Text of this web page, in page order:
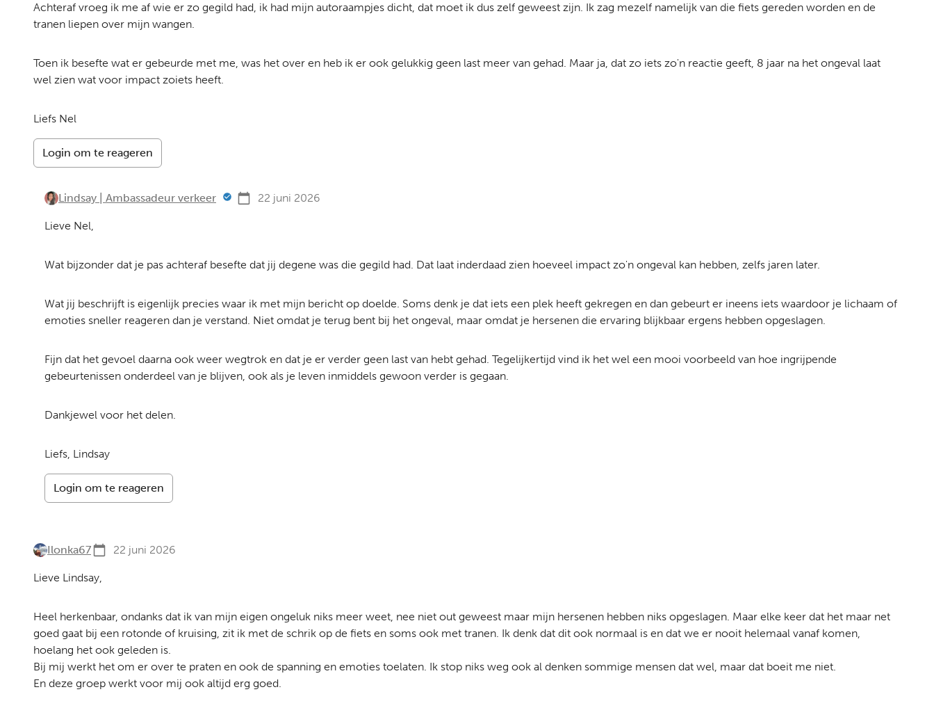
Achteraf vroeg ik me af wie er zo gegild had, ik had mijn autoraampjes dicht, dat moet ik dus zelf geweest zijn. Ik zag mezelf namelijk van die fiets gereden worden en de
tranen liepen over mijn wangen.
Toen ik besefte wat er gebeurde met me, was het over en heb ik er ook gelukkig geen last meer van gehad. Maar ja, dat zo iets zo'n reactie geeft, 8 jaar na het ongeval laat
wel zien wat voor impact zoiets heeft.
Liefs Nel
Login om te reageren
Lindsay | Ambassadeur verkeer 22 juni 2026
Lieve Nel,
Wat bijzonder dat je pas achteraf besefte dat jij degene was die gegild had. Dat laat inderdaad zien hoeveel impact zo'n ongeval kan hebben, zelfs jaren later.
Wat jij beschrijft is eigenlijk precies waar ik met mijn bericht op doelde. Soms denk je dat iets een plek heeft gekregen en dan gebeurt er ineens iets waardoor je lichaam of
emoties sneller reageren dan je verstand. Niet omdat je terug bent bij het ongeval, maar omdat je hersenen die ervaring blijkbaar ergens hebben opgeslagen.
Fijn dat het gevoel daarna ook weer wegtrok en dat je er verder geen last van hebt gehad. Tegelijkertijd vind ik het wel een mooi voorbeeld van hoe ingrijpende
gebeurtenissen onderdeel van je blijven, ook als je leven inmiddels gewoon verder is gegaan.
Dankjewel voor het delen.
Liefs, Lindsay
Login om te reageren
Ilonka67 22 juni 2026
Lieve Lindsay,
Heel herkenbaar, ondanks dat ik van mijn eigen ongeluk niks meer weet, nee niet out geweest maar mijn hersenen hebben niks opgeslagen. Maar elke keer dat het maar net
goed gaat bij een rotonde of kruising, zit ik met de schrik op de fiets en soms ook met tranen. Ik denk dat dit ook normaal is en dat we er nooit helemaal vanaf komen,
hoelang het ook geleden is.
Bij mij werkt het om er over te praten en ook de spanning en emoties toelaten. Ik stop niks weg ook al denken sommige mensen dat wel, maar dat boeit me niet.
En deze groep werkt voor mij ook altijd erg goed.